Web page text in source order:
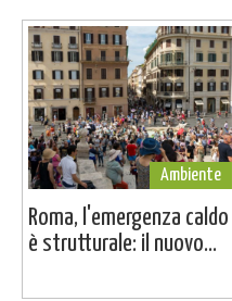
Ambiente
Roma, l'emergenza caldo
è strutturale: il nuovo...